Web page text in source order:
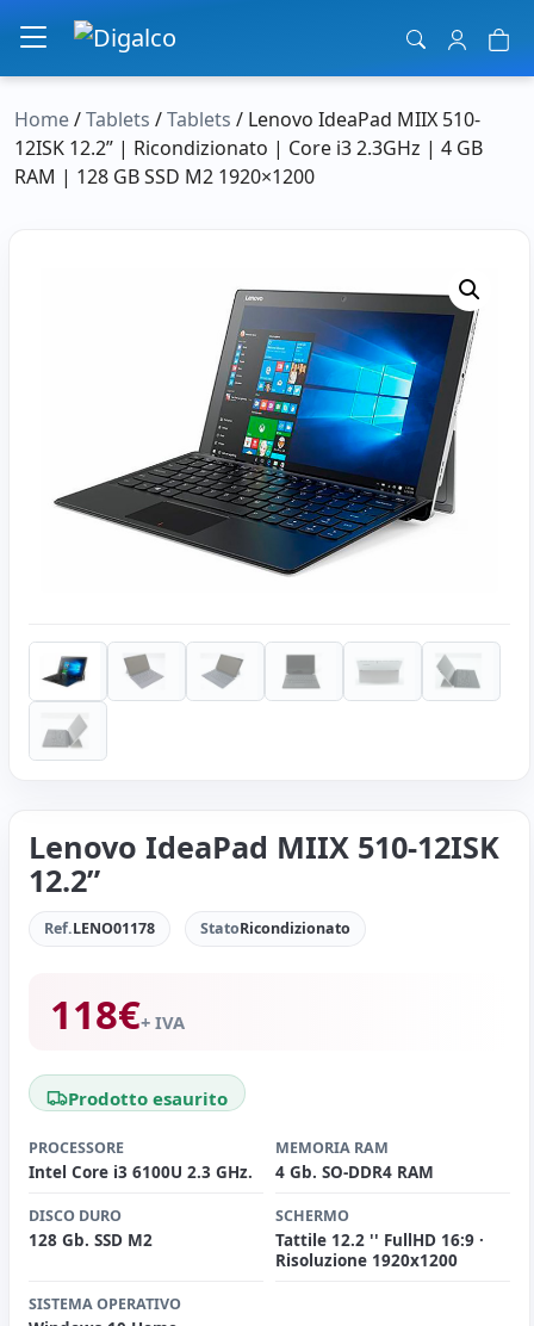
Navigazione principale
Home/Tablets /Tablets / Lenovo IdeaPad MIIX 510-
12ISK 12.2” | Ricondizionato | Core i3 2.3GHz | 4 GB
RAM | 128 GB SSD M2 1920×1200
Lenovo IdeaPad MIIX 510-12ISK
12.2”
Ref.LENO01178 StatoRicondizionato
118€+ IVA
Prodotto esaurito
PROCESSORE
Intel Core i3 6100U 2.3 GHz.
MEMORIA RAM
4 Gb. SO-DDR4 RAM
DISCO DURO
128 Gb. SSD M2
SCHERMO
Tattile 12.2 '' FullHD 16:9 ·
Risoluzione 1920x1200
SISTEMA OPERATIVO